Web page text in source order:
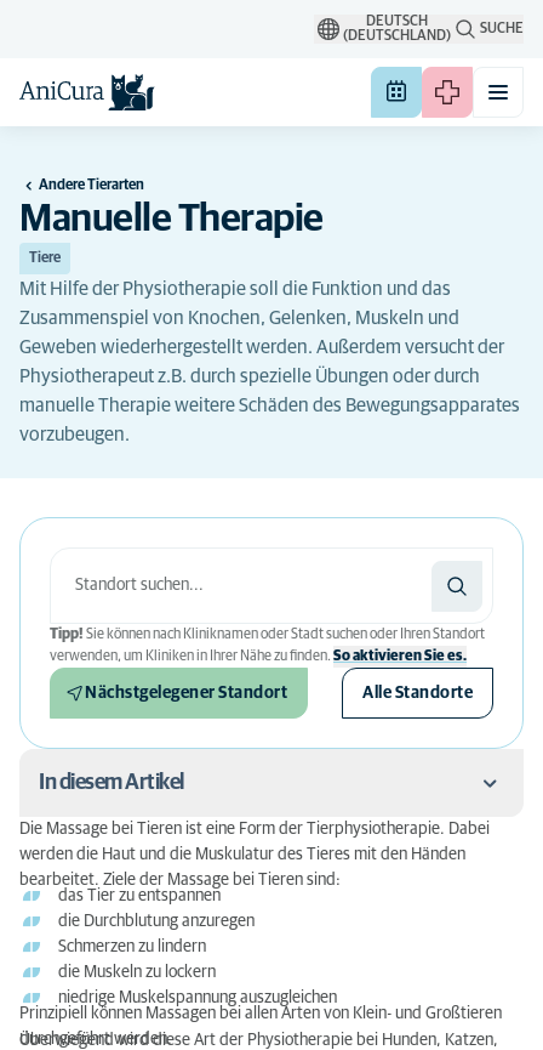
DEUTSCH
(DEUTSCHLAND)
SUCHE
Andere Tierarten
Manuelle Therapie
Tiere
Mit Hilfe der Physiotherapie soll die Funktion und das
Zusammenspiel von Knochen, Gelenken, Muskeln und
Geweben wiederhergestellt werden. Außerdem versucht der
Physiotherapeut z.B. durch spezielle Übungen oder durch
manuelle Therapie weitere Schäden des Bewegungsapparates
vorzubeugen.
Tipp! Sie können nach Kliniknamen oder Stadt suchen oder Ihren Standort
verwenden, um Kliniken in Ihrer Nähe zu finden. So aktivieren Sie es.
Nächstgelegener Standort Alle Standorte
In diesem Artikel
Die therapeutische Massage
Wie lange dauern Massagen beim Tier?
Wie viel kostet eine Massage bei Tieren?
Ist bei orthopädischen Problemen eine
Massagetherapie ausreichend?
Die Massage bei Tieren ist eine Form der Tierphysiotherapie. Dabei
werden die Haut und die Muskulatur des Tieres mit den Händen
bearbeitet. Ziele der Massage bei Tieren sind:
das Tier zu entspannen
die Durchblutung anzuregen
Schmerzen zu lindern
die Muskeln zu lockern
niedrige Muskelspannung auszugleichen
Prinzipiell können Massagen bei allen Arten von Klein- und Großtieren
durchgeführt werden.
Überwiegend wird diese Art der Physiotherapie bei Hunden, Katzen,